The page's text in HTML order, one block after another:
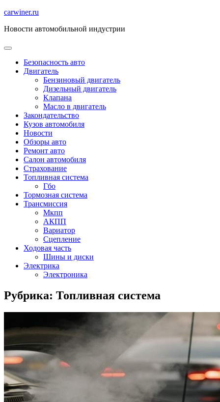
Перейти
содержимому
carwiner.ru
Новости автомобильной индустрии
Безопасность авто
Двигатель
Бензиновый двигатель
Дизельный двигатель
Клапана
Масло в двигатель
Закондательство
Кузов автомобиля
Новости
Обзоры авто
Ремонт авто
Салон автомобиля
Страхование
Топливная система
Гбо
Тормозная система
Трансмиссия
Мкпп
АКПП
Вариатор
Сцепление
Ходовая часть
Шины и диски
Электрика
Электроника
Рубрика: Топливная система